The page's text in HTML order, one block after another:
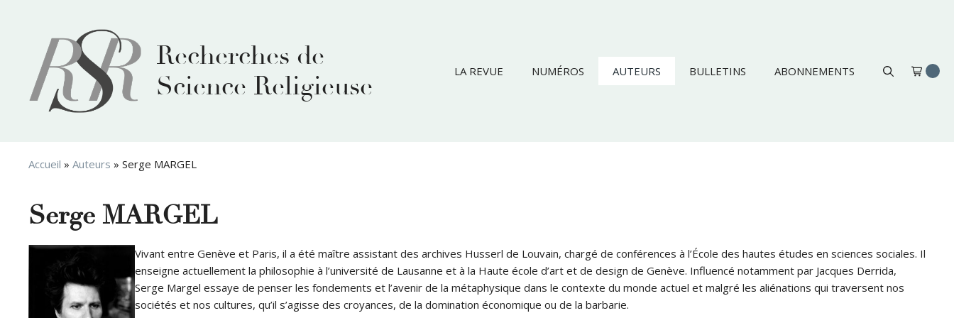
Recherches de
Science Religieuse
LA REVUE NUMÉROS AUTEURS BULLETINS ABONNEMENTS
Accueil » Auteurs » Serge MARGEL
Serge MARGEL
Vivant entre Genève et Paris, il a été maître assistant des archives Husserl de Louvain, chargé de conférences à l’École des hautes études en sciences sociales. Il
enseigne actuellement la philosophie à l’université de Lausanne et à la Haute école d’art et de design de Genève. Influencé notamment par Jacques Derrida,
Serge Margel essaye de penser les fondements et l’avenir de la métaphysique dans le contexte du monde actuel et malgré les aliénations qui traversent nos
sociétés et nos cultures, qu’il s’agisse des croyances, de la domination économique ou de la barbarie.